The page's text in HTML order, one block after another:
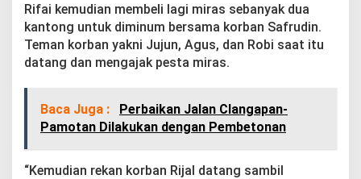
Rifai kemudian membeli lagi miras sebanyak dua
kantong untuk diminum bersama korban Safrudin.
Teman korban yakni Jujun, Agus, dan Robi saat itu
datang dan mengajak pesta miras.
Baca Juga :
Perbaikan Jalan Clangapan-
Pamotan Dilakukan dengan Pembetonan
“Kemudian rekan korban Rijal datang sambil